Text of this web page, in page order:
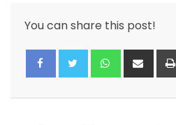
You can share this post!
Whatsapp
Share
via